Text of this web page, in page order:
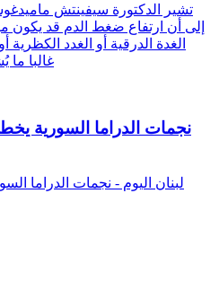
تشير الدكتورة سيفينتش
إلى أن ارتفاع ضغط الدم قد
الغدة الدرقية أو الغدد الكظرية
غالبا ما
نجمات الدراما السورية